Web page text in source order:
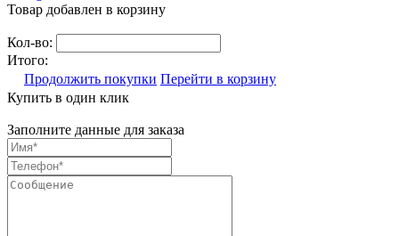
Товар добавлен в корзину
Кол-во:
Итого:
Продолжить покупки Перейти в корзину
Купить в один клик
Заполните данные для заказа